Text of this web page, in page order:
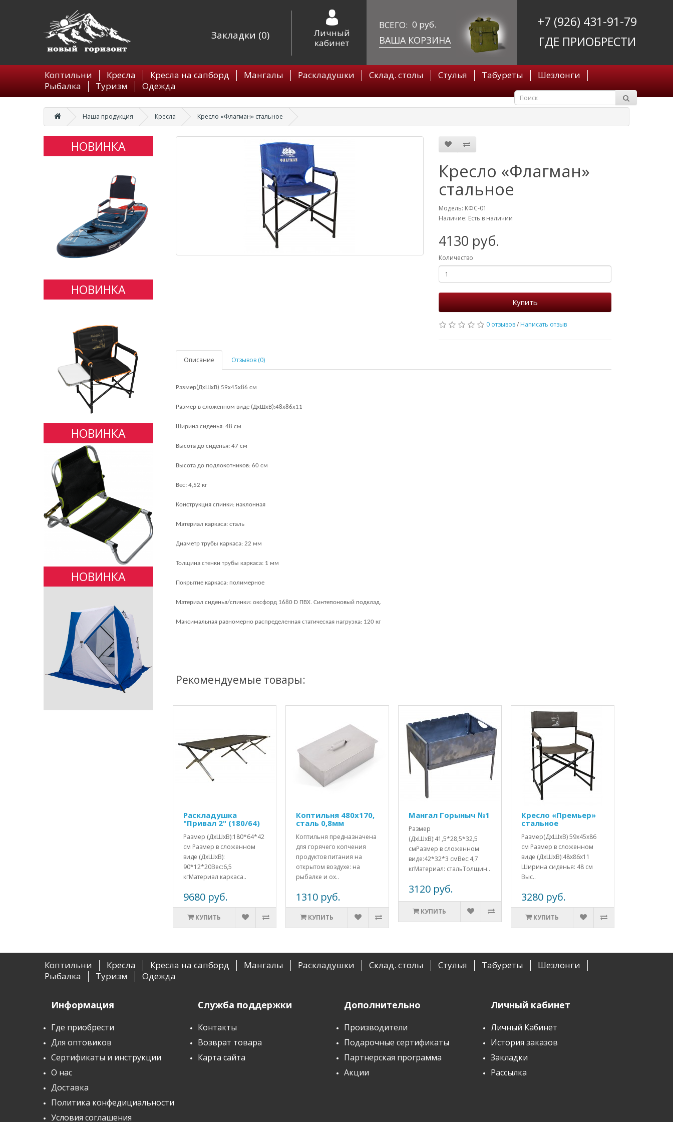
Закладки (0)
Личный
кабинет
ВСЕГО: 0 руб.
ВАША КОРЗИНА
+7 (926) 431-91-79
ГДЕ ПРИОБРЕСТИ
Коптильни Кресла Кресла на сапборд Мангалы Раскладушки Склад. столы Стулья Табуреты
Шезлонги
Рыбалка
Туризм Одежда
Наша продукция Кресла Кресло «Флагман» стальное
НОВИНКА
НОВИНКА
НОВИНКА
НОВИНКА
Кресло «Флагман»
стальное
Модель: КФС-01
Наличие: Есть в наличии
4130 руб.
Количество
Купить
0 отзывов/ Написать отзыв
Описание Отзывов (0)
Размер(ДхШхВ) 59х45х86 см
Размер в сложенном виде (ДхШхВ):48х86х11
Ширина сиденья: 48 см
Высота до сиденья: 47 см
Высота до подлокотников: 60 см
Вес: 4,52 кг
Конструкция спинки: наклонная
Материал каркаса: сталь
Диаметр трубы каркаса: 22 мм
Толщина стенки трубы каркаса: 1 мм
Покрытие каркаса: полимерное
Материал сиденья/спинки: оксфорд 1680 D ПВХ. Синтепоновый подклад.
Максимальная равномерно распределенная статическая нагрузка: 120 кг
Рекомендуемые товары:
Раскладушка
"Привал 2" (180/64)
Размер (ДхШхВ):180*64*42
см Размер в сложенном
виде (ДхШхВ):
90*12*20Вес:6,5
кгМатериал каркаса..
9680 руб.
КУПИТЬ
Коптильня 480х170,
сталь 0,8мм
Коптильня предназначена
для горячего копчения
продуктов питания на
открытом воздухе: на
рыбалке и ох..
1310 руб.
КУПИТЬ
Мангал Горыныч №1
Размер
(ДхШхВ):41,5*28,5*32,5
смРазмер в сложенном
виде:42*32*3 смВес:4,7
кгМатериал: стальТолщин..
3120 руб.
КУПИТЬ
Кресло «Премьер»
стальное
Размер(ДхШхВ) 59х45х86
см Размер в сложенном
виде (ДхШхВ):48х86х11
Ширина сиденья: 48 см
Выс..
3280 руб.
КУПИТЬ
Коптильни Кресла Кресла на сапборд Мангалы Раскладушки Склад. столы Стулья Табуреты
Шезлонги
Рыбалка
Туризм Одежда
Информация
Где приобрести
Для оптовиков
Сертификаты и инструкции
О нас
Доставка
Политика конфедициальности
Условия соглашения
Служба поддержки
Контакты
Возврат товара
Карта сайта
Дополнительно
Производители
Подарочные сертификаты
Партнерская программа
Акции
Личный кабинет
Личный Кабинет
История заказов
Закладки
Рассылка